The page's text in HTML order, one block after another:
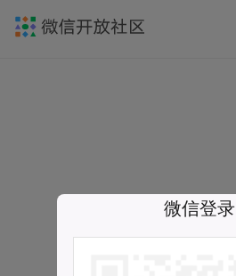
微信登录